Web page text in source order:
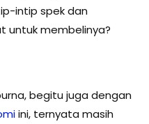
intip spek dan
untuk membelinya?
begitu juga dengan
ini, ternyata masih